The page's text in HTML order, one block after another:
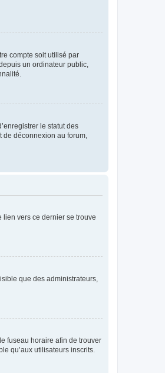
compte soit utilisé par
un ordinateur public,
le statut des
déconnexion au forum,
lien vers ce dernier se trouve
que des administrateurs,
fuseau horaire afin de trouver
qu’aux utilisateurs inscrits.